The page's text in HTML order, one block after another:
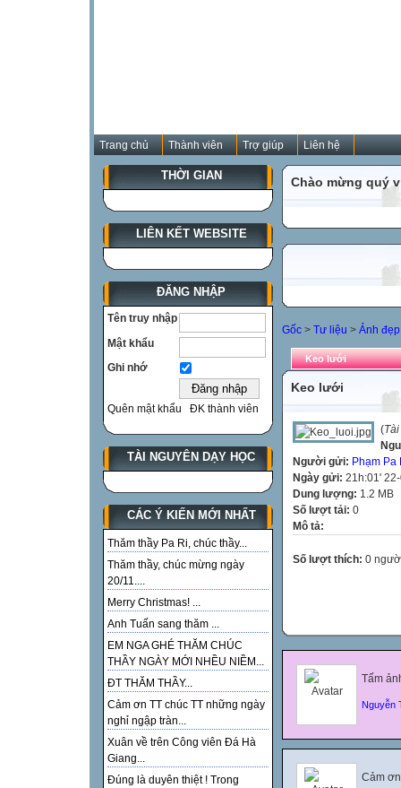
Trang chủ Thành viên Trợ giúp Liên hệ
THỜI GIAN
LIÊN KẾT WEBSITE
ĐĂNG NHẬP
Tên truy nhập
Mật khẩu
Ghi nhớ
Quên mật khẩu ĐK thành viên
TÀI NGUYÊN DẠY HỌC
CÁC Ý KIẾN MỚI NHẤT
Thăm thầy Pa Ri, chúc thầy...
Thăm thầy, chúc mừng ngày
20/11....
Merry Christmas! ...
Anh Tuấn sang thăm ...
EM NGA GHÉ THĂM CHÚC
THẦY NGÀY MỚI NHỀU NIỀM...
ĐT THĂM THẦY...
Cảm ơn TT chúc TT những ngày
nghỉ ngập tràn...
Xuân về trên Công viên Đá Hà
Giang...
Đúng là duyên thiệt ! Trong
Chào mừng quý
Gốc > Tư liệu > Ảnh
Keo lưới
Keo lưới
(
Người gửi: Phạm Pa
Ngày gửi: 21h:01'
Dung lượng: 1.2 MB
Số lượt tải: 0
Mô tả:
Số lượt thích: 0
Tấm
Nguyễn
Cảm